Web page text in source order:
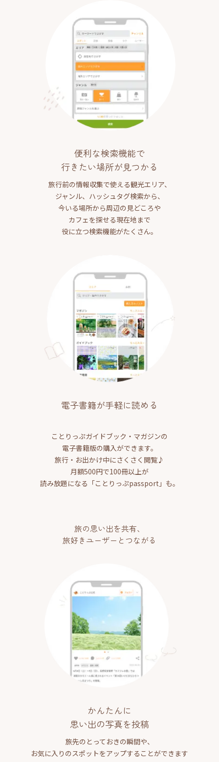
便利な検索機能で
行きたい場所が見つかる
旅行前の情報収集で使える観光エリア、
ジャンル、ハッシュタグ検索から、
今いる場所から周辺の見どころや
カフェを探せる現在地まで
役に立つ検索機能がたくさん。
電子書籍が手軽に読める
ことりっぷガイドブック・マガジンの
電子書籍版の購入ができます。
旅行・お出かけ中にさくさく閲覧♪
月額500円で100冊以上が
読み放題になる「ことりっぷpassport」も。
旅の思い出を共有、
旅好きユーザーとつながる
かんたんに
思い出の写真を投稿
旅先のとっておきの瞬間や、
お気に入りのスポットをアップすることができます